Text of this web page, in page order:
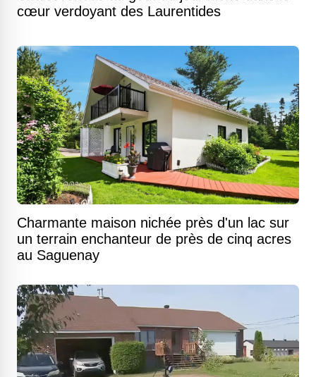
cœur verdoyant des Laurentides
Charmante maison nichée près d'un lac sur
un terrain enchanteur de près de cinq acres
au Saguenay